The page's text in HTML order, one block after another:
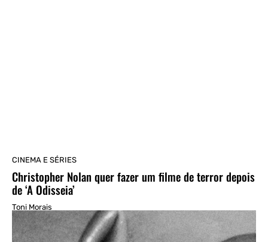
CINEMA E SÉRIES
Christopher Nolan quer fazer um filme de terror depois
de ‘A Odisseia’
Toni Morais